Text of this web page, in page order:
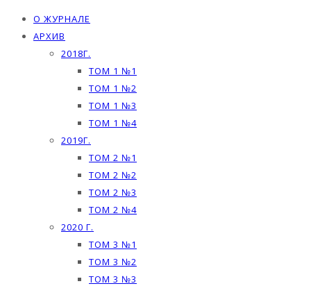
О ЖУРНАЛЕ
АРХИВ
2018Г.
ТОМ 1 №1
ТОМ 1 №2
ТОМ 1 №3
ТОМ 1 №4
2019Г.
ТОМ 2 №1
ТОМ 2 №2
ТОМ 2 №3
ТОМ 2 №4
2020 Г.
ТОМ 3 №1
ТОМ 3 №2
ТОМ 3 №3